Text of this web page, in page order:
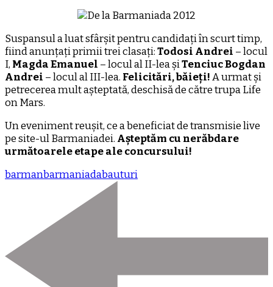
Suspansul a luat sfârșit pentru candidați în scurt timp,
fiind anunțați primii trei clasați:Todosi Andrei – locul
I, Magda Emanuel – locul al II-lea șiTenciuc Bogdan
Andrei – locul al III-lea. Felicitări, băieți!A urmat și
petrecerea mult așteptată, deschisă de către trupa Life
on Mars.
Un eveniment reușit, ce a beneficiat de transmisie live
pe site-ul Barmaniadei. Așteptăm cu nerăbdare
următoarele etape ale concursului!
barmanbarmaniadabauturi